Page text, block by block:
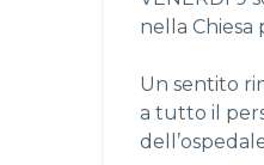
nella Chiesa
Un sentito
a tutto il